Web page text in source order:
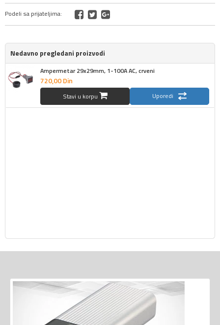
Podeli sa prijateljima:
Nedavno pregledani proizvodi
Ampermetar 29x29mm, 1-100A AC, crveni
720,00Din
Stavi u korpu Uporedi